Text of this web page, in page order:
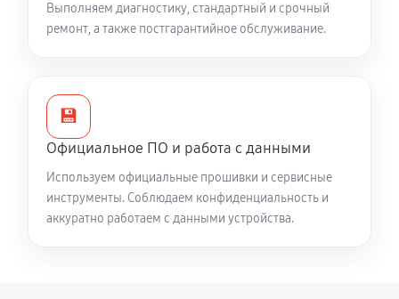
Выполняем диагностику, стандартный и срочный
ремонт, а также постгарантийное обслуживание.
💾
Официальное ПО и работа с данными
Используем официальные прошивки и сервисные
инструменты. Соблюдаем конфиденциальность и
аккуратно работаем с данными устройства.